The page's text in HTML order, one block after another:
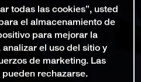
todas las cookies”, usted
el almacenamiento de
para mejorar la
el uso del sitio y
de marketing. Las
rechazarse.